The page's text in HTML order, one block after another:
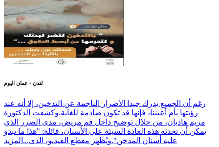
لندن - عمان اليوم
رغم أن الجميع يدرك جيدا الأضرار الناجمة عن التدخين، إلا أنه عند
رؤيتها بأم أعيننا، فإنها قد تكون صادمة للغاية.وكشفت الدكتورة
مريم هاديان، من خلال توضيح داخل فم مريض، مدى الضرر الذي
يمكن أن تحدثه هذه العادة السيئة على الأسنان، قائلة: "هذا ما تبدو
عليه أسنان المدخن".ويُظهر مقطع الفيديو، الذي... المزيد